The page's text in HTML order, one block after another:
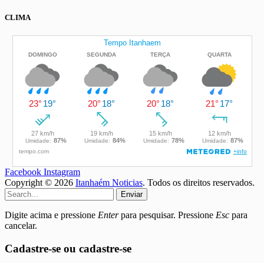
CLIMA
Facebook Instagram
Copyright © 2026 Itanhaém Noticias. Todos os direitos reservados.
Enviar
Digite acima e pressione Enterpara pesquisar. Pressione Esc para
cancelar.
Cadastre-se ou cadastre-se